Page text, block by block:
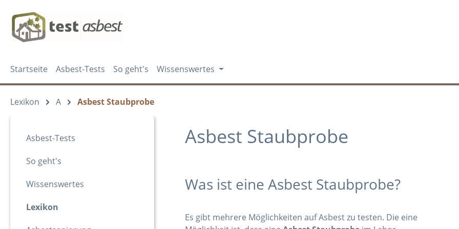
Hauptinhalt springen
Zur Suche springen
Zur Hauptnavigation springen
Startseite Asbest-Tests So geht's Wissenswertes
Lexikon A Asbest Staubprobe
Asbest-Tests
So geht's
Wissenswertes
Lexikon
Asbest Staubprobe
Was ist eine Asbest Staubprobe?
Es gibt mehrere Möglichkeiten auf Asbest zu testen. Die eine